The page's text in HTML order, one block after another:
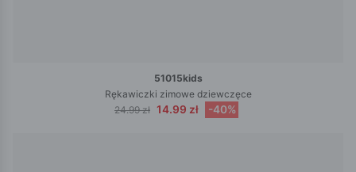
51015kids
Rękawiczki zimowe dziewczęce
24.99 zł 14.99 zł -40%